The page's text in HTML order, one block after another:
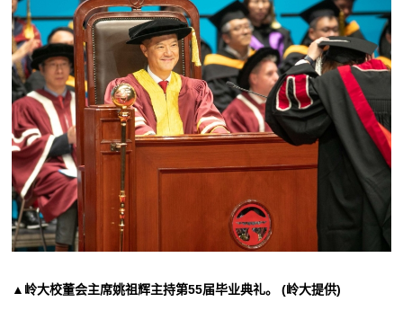
▲岭大校董会主席姚祖辉主持第55届毕业典礼。 (岭大提供)